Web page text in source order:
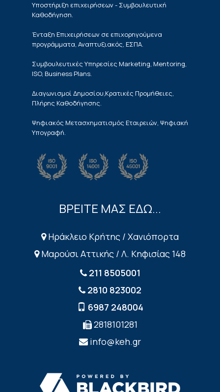
Υποστήριξη επιχειρήσεων - Συμβουλευτική
Καθοδήγηση.
Ένταξη Επιχειρήσεων σε επιχορηγούμενα
προγράμματα, Αναπτυξιακός, ΕΣΠΑ.
Συμβουλευτικές Υπηρεσίες Marketing, Mentoring,
ISO, Business Plans.
Διαγωνισμοί Δημοσίου,Κρατικές Προμήθειες,
Πλήρης Καθοδήγησης.
Ψηφιακός Μετασχηματισμός Εταιρειών, Ψηφιακή
Υπογραφή.
ΒΡΕΙΤΕ ΜΑΣ ΕΔΩ...
Ηράκλειο Κρήτης / Χανιόπορτα
Μαρούσι Αττικής / Λ. Κηφισίας 148
211 8505001
2810 823002
6987 248004
2818101281
info@keh.gr